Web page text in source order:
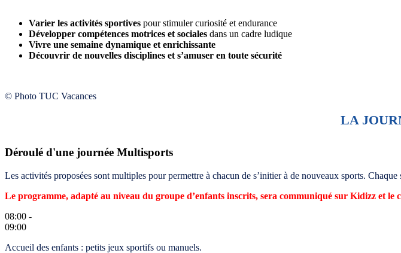
Varier les activités sportives pour stimuler curiosité et endurance
Développer compétences motrices et sociales dans un cadre ludique
Vivre une semaine dynamique et enrichissante
Découvrir de nouvelles disciplines et s’amuser en toute sécurité
© Photo TUC Vacances
LA
Déroulé d'une journée Multisports
Les activités proposées sont multiples pour permettre à chacun de s’initier à de nouveaux sports.
Le programme, adapté au niveau du groupe d’enfants inscrits, sera communiqué sur Kidizz et le
08:00 -
09:00
Accueil des enfants : petits jeux sportifs ou manuels.